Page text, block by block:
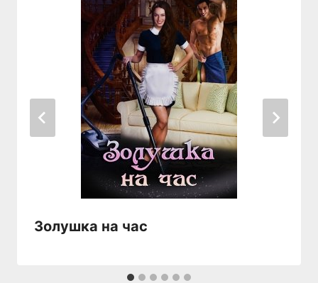
Золушка на час